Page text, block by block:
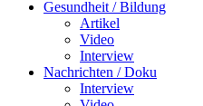
Gesundheit / Bildung
Artikel
Video
Interview
Nachrichten / Doku
Interview